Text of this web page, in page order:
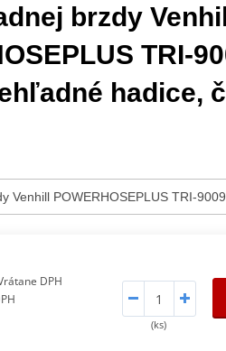
brzdy
TRI-
hadice,
DPH
(ks)